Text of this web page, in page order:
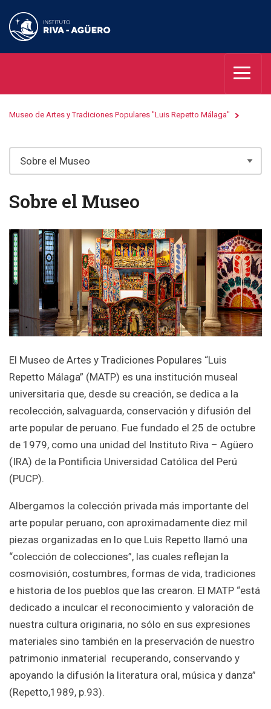
Museo de Artes y Tradiciones Populares "Luis Repetto Málaga"
Sobre el Museo
El Museo de Artes y Tradiciones Populares “Luis
Repetto Málaga” (MATP) es una institución museal
universitaria que, desde su creación, se dedica a la
recolección, salvaguarda, conservación y difusión del
arte popular de peruano. Fue fundado el 25 de octubre
de 1979, como una unidad del Instituto Riva – Agüero
(IRA) de la Pontificia Universidad Católica del Perú
(PUCP).
Albergamos la colección privada más importante del
arte popular peruano, con aproximadamente diez mil
piezas organizadas en lo que Luis Repetto llamó una
“colección de colecciones”, las cuales reflejan la
cosmovisión, costumbres, formas de vida, tradiciones
e historia de los pueblos que las crearon. El MATP “está
dedicado a inculcar el reconocimiento y valoración de
nuestra cultura originaria, no sólo en sus expresiones
materiales sino también en la preservación de nuestro
patrimonio inmaterial recuperando, conservando y
apoyando la difusión la literatura oral, música y danza”
(Repetto,1989, p.93).